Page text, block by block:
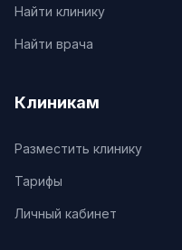
Найти клинику
Найти врача
Клиникам
Разместить клинику
Тарифы
Личный кабинет